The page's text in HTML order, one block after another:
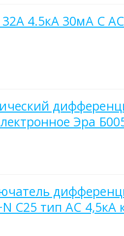
4.5кА 30мА C
Эра
С25 тип АС 4,5кА